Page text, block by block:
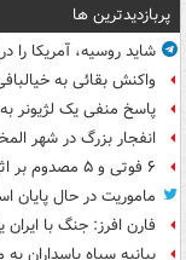
پربازدیدترین ها
شاید روسیه، آمریکا را
واکنش بقائی به
پاسخ منفی یک لژیونر
انفجار بزرگ در شهر
۶ فوتی و ۵ مصدوم بر اثر تصادف زنجیره‌ای
ماموریت در حال پایان
فارن افرز: جنگ با
بیانیه سپاه پاسداران